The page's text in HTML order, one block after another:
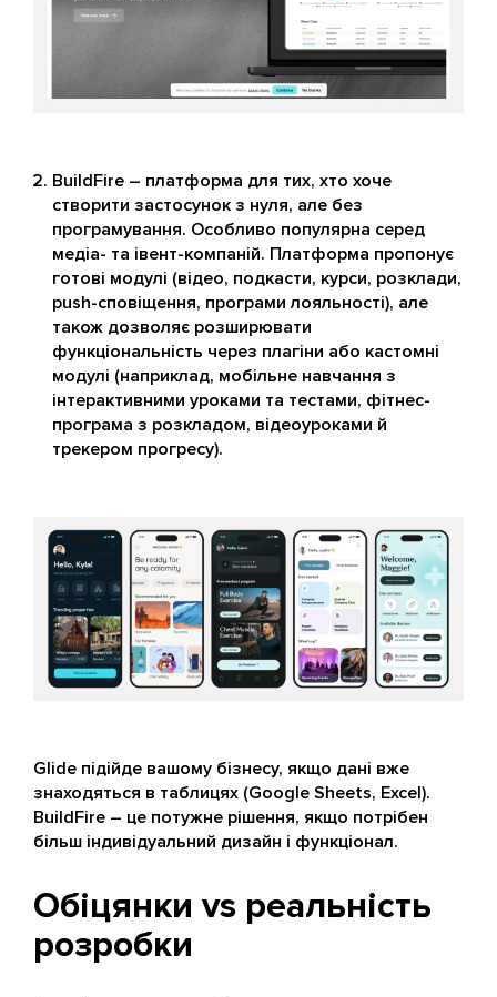
BuildFire – платформа для тих, хто хоче
створити застосунок з нуля, але без
програмування. Особливо популярна серед
медіа- та івент-компаній. Платформа пропонує
готові модулі (відео, подкасти, курси, розклади,
push-сповіщення, програми лояльності), але
також дозволяє розширювати
функціональність через плагіни або кастомні
модулі (наприклад, мобільне навчання з
інтерактивними уроками та тестами, фітнес-
програма з розкладом, відеоуроками й
трекером прогресу).
Glide підійде вашому бізнесу, якщо дані вже
знаходяться в таблицях (Google Sheets, Excel).
BuildFire – це потужне рішення, якщо потрібен
більш індивідуальний дизайн і функціонал.
Обіцянки vs реальність
розробки